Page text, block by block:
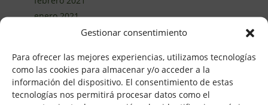
Gestionar consentimiento
Para ofrecer las mejores experiencias, utilizamos tecnologías
como las cookies para almacenar y/o acceder a la
información del dispositivo. El consentimiento de estas
tecnologías nos permitirá procesar datos como el
enero 2021
diciembre 2020
octubre 2020
septiembre 2020
agosto 2020